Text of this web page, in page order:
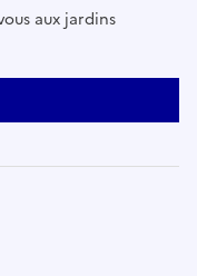
aux jardins